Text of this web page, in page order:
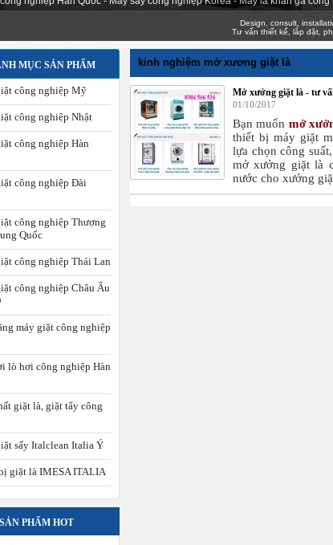
Design, consult, installation
Tư vấn thiết kế, lắp đặt, phân
MỤC SẢN PHẨM
công nghiệp Mỹ
công nghiệp Nhật
công nghiệp Hàn
công nghiệp Đài
công nghiệp Thượng
Quốc
công nghiệp Thái Lan
công nghiệp Châu Âu
máy giặt công nghiệp
lò hơi công nghiệp Hàn
giặt là, giặt tẩy công
sấy Italclean Italia Ý
giặt là IMESA ITALIA
SẢN PHẨM HOT
kinh nghiệm mở xương giặt là
Mở xưởng giặt là - tư
01/10/2017
Bạn muốn mở
thiết bị máy giặt
lựa chọn công
mở xưởng giặt là
nước cho xưởng